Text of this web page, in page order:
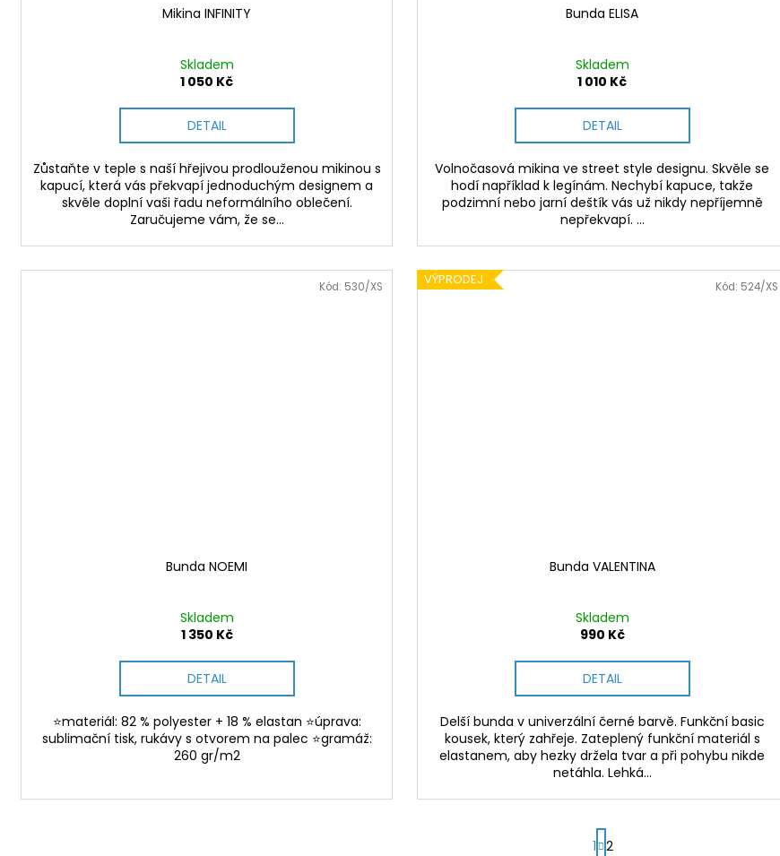
Mikina INFINITY
Skladem
1 050 Kč
DETAIL
Zůstaňte v teple s naší hřejivou prodlouženou mikinou s
kapucí, která vás překvapí jednoduchým designem a
skvěle doplní vaši řadu neformálního oblečení.
Zaručujeme vám, že se...
Bunda ELISA
Skladem
1 010 Kč
DETAIL
Volnočasová mikina ve street style designu. Skvěle se
hodí například k legínám. Nechybí kapuce, takže
podzimní nebo jarní deštík vás už nikdy nepříjemně
nepřekvapí. ...
Bunda NOEMI
Skladem
1 350 Kč
DETAIL
⭐materiál: 82 % polyester + 18 % elastan ⭐úprava:
sublimační tisk, rukávy s otvorem na palec ⭐gramáž:
260 gr/m2
Kód: 530/XS VÝPRODEJ
Bunda VALENTINA
Skladem
990 Kč
DETAIL
Delší bunda v univerzální černé barvě. Funkční basic
kousek, který zahřeje. Zateplený funkční materiál s
elastanem, aby hezky držela tvar a při pohybu nikde
netáhla. Lehká...
Kód: 524/XS
S
1 2